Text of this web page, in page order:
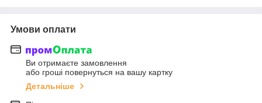
Умови оплати
Ви отримаєте замовлення
або гроші повернуться на вашу картку
Детальніше